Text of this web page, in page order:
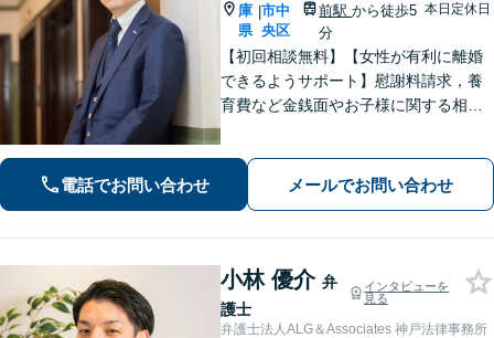
庫
県
|市中
央区
前駅から徒歩5
分
本日定休日
【初回相談無料】【女性が有利に離婚
できるようサポート】慰謝料請求，養
育費など金銭面やお子様に関する相談
持ちを大切にしながら交渉します。
【Web相談可】【平日夜間可】【神戸
電話でお問い合わせ メールでお問い合わせ
小林 優介 弁
護士
インタビューを
見る
弁護士法人ALG＆Associates 神戸法律事務所